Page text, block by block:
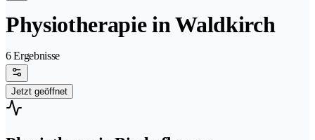
Physiotherapie in Waldkirch
6 Ergebnisse
Jetzt geöffnet